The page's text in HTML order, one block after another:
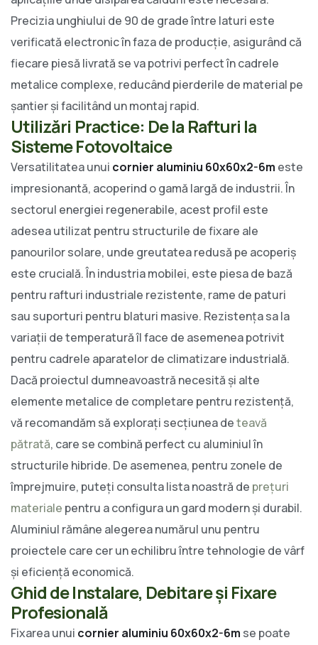
Precizia unghiului de 90 de grade între laturi este
verificată electronic în faza de producție, asigurând că
fiecare piesă livrată se va potrivi perfect în cadrele
metalice complexe, reducând pierderile de material pe
șantier și facilitând un montaj rapid.
Utilizări Practice: De la Rafturi la
Sisteme Fotovoltaice
Versatilitatea unui cornier aluminiu 60x60x2-6m este
impresionantă, acoperind o gamă largă de industrii. În
sectorul energiei regenerabile, acest profil este
adesea utilizat pentru structurile de fixare ale
panourilor solare, unde greutatea redusă pe acoperiș
este crucială. În industria mobilei, este piesa de bază
pentru rafturi industriale rezistente, rame de paturi
sau suporturi pentru blaturi masive. Rezistența sa la
variații de temperatură îl face de asemenea potrivit
pentru cadrele aparatelor de climatizare industrială.
Dacă proiectul dumneavoastră necesită și alte
elemente metalice de completare pentru rezistență,
vă recomandăm să explorați secțiunea deteavă
pătrată, care se combină perfect cu aluminiul în
structurile hibride. De asemenea, pentru zonele de
împrejmuire, puteți consulta lista noastră de prețuri
materiale pentru a configura un gard modern și durabil.
Aluminiul rămâne alegerea numărul unu pentru
proiectele care cer un echilibru între tehnologie de vârf
și eficiență economică.
Ghid de Instalare, Debitare și Fixare
Profesională
Fixarea unui cornier aluminiu 60x60x2-6m se poate